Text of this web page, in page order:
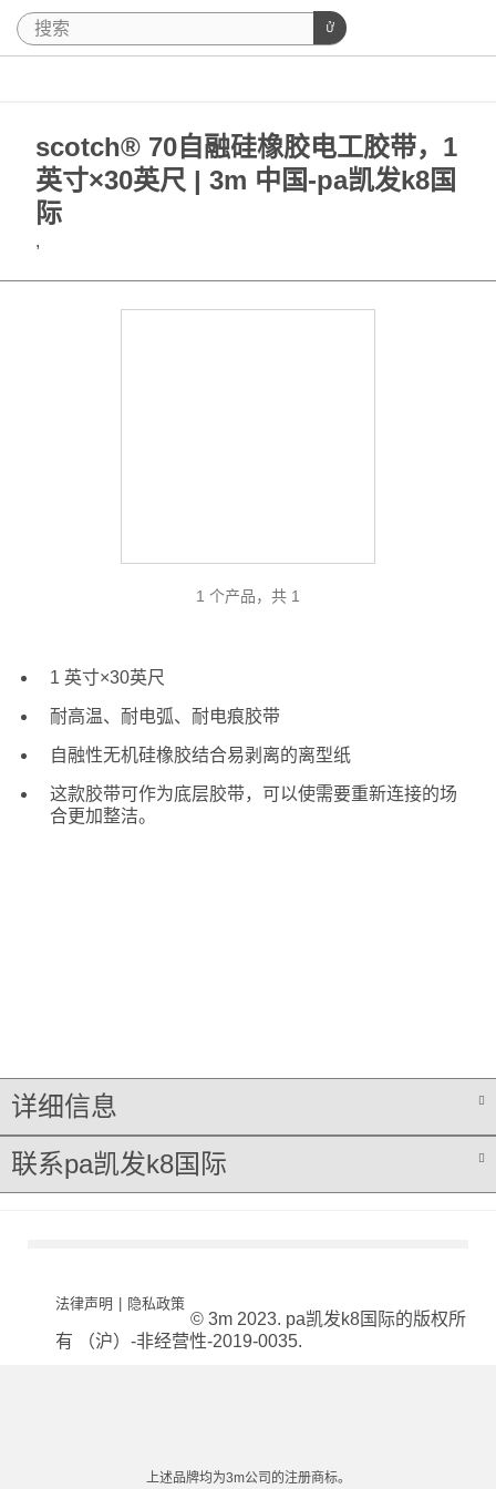
scotch® 70自融硅橡胶电工胶带，1
英寸×30英尺 | 3m 中国-pa凯发k8国
际
,
1 个产品，共 1
1 英寸×30英尺
耐高温、耐电弧、耐电痕胶带
自融性无机硅橡胶结合易剥离的离型纸
这款胶带可作为底层胶带，可以使需要重新连接的场
合更加整洁。
详细信息
联系pa凯发k8国际
法律声明 | 隐私政策
© 3m 2023. pa凯发k8国际的版权所
有 （沪）-非经营性-2019-0035.
上述品牌均为3m公司的注册商标。